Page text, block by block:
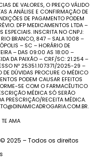
DE VALORES, O PREÇO VÁLIDO
A ANÁLISE E CONFIRMAÇÃO DE
DE PAGAMENTO PODEM
DFP MEDICAMENTOS LTDA –
ESPECIAIS. INSCRITA NO CNPJ:
BRANCO, 847 – SALA 1008 –
– SC – HORÁRIO DE
– DAS 09:00 AS 18:00 –
DA PAIXÃO – CRF/SC: 21.254 –
Nº 25351.107371/2025-29 –
DÚVIDAS PROCURE O MÉDICO
PODEM CAUSAR EFEITOS
SE COM O FARMACÊUTICO
MÉDICA SÓ SERÃO
PRESCRIÇÃO/RECEITA MÉDICA.
TE AMA
2025 – Todos os direitos